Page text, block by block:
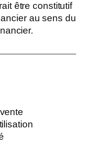
être constitutif
au sens du